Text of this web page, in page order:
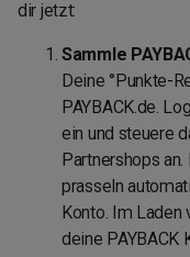
dir jetzt:
Sammle
Deine °Punkte-
PAYBACK.de.
ein und steuere
Partnershops
prasseln
Konto. Im Laden
deine PAYBACK